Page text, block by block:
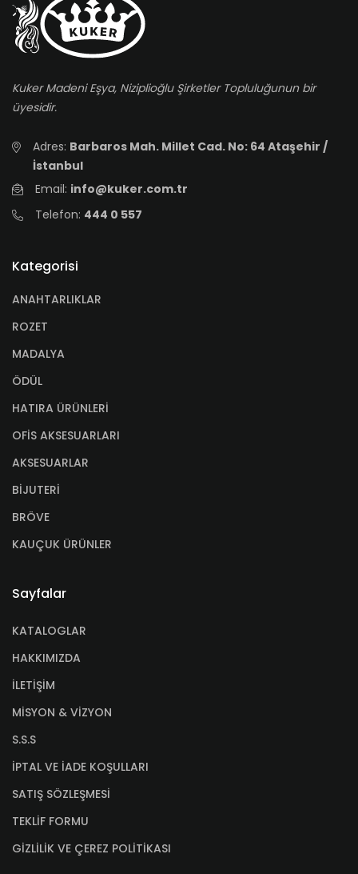
Kuker Madeni Eşya, Niziplioğlu Şirketler Topluluğunun bir
üyesidir.
Adres: Barbaros Mah. Millet Cad. No: 64 Ataşehir /
İstanbul
Email: info@kuker.com.tr
Telefon: 444 0 557
Kategorisi
ANAHTARLIKLAR
ROZET
MADALYA
ÖDÜL
HATIRA ÜRÜNLERİ
OFİS AKSESUARLARI
AKSESUARLAR
BİJUTERİ
BRÖVE
KAUÇUK ÜRÜNLER
Sayfalar
KATALOGLAR
HAKKIMIZDA
İLETİŞİM
MİSYON & VİZYON
S.S.S
İPTAL VE İADE KOŞULLARI
SATIŞ SÖZLEŞMESİ
TEKLİF FORMU
GİZLİLİK VE ÇEREZ POLİTİKASI